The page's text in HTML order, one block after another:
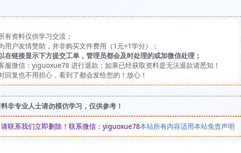
有资料仅供学习交流；
用户友情赞助，并非购买文件费用（1元=1学分）；
在链接显示下方提交工单，管理员都会及时处理的或加微信处理；
服微信：yiguoxue78 进行退款；如果已经获取资料是无法退款请悉知！
回复也不用担心，看到了都会发给您的！放心！
非专业人士请勿模仿学习，仅供参考！
联系我们立即删除！联系微信：yiguoxue78本站所有内容适用本站免责声明